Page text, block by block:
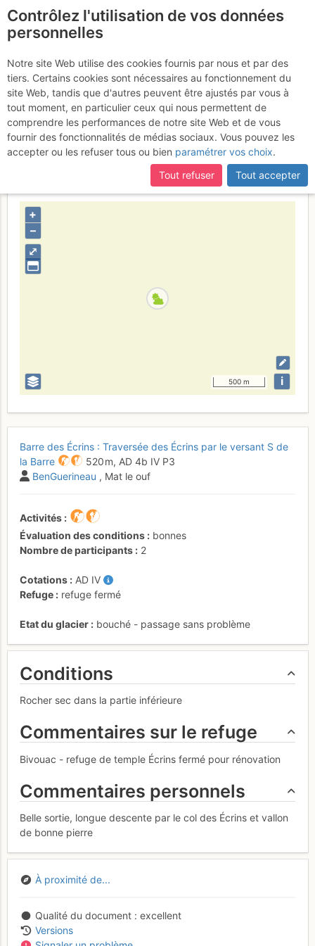
Barre des Écrins :
Traversée des Écrins par le
versant S de la Barre
Samedi 15
juillet 2017
France Isère Écrins
⤢
+
–
500 m i
Barre des Écrins : Traversée des Écrins par le versant S de
la Barre
520 m, AD 4b IV P3
BenGuerineau , Mat le ouf
Activités
Évaluation des conditions
bonnes
Nombre de participants
2
Cotations AD IV
Refuge
refuge fermé
Etat du glacier bouché - passage sans problème
Conditions
Rocher sec dans la partie inférieure
Commentaires sur le refuge
Bivouac - refuge de temple Écrins fermé pour rénovation
Commentaires personnels
Belle sortie, longue descente par le col des Écrins et vallon
de bonne pierre
À proximité de...
Qualité du document
excellent
Versions
Contrôlez l'utilisation de vos données
personnelles
Notre site Web utilise des cookies fournis par nous et par des
tiers. Certains cookies sont nécessaires au fonctionnement du
site Web, tandis que d'autres peuvent être ajustés par vous à
tout moment, en particulier ceux qui nous permettent de
comprendre les performances de notre site Web et de vous
fournir des fonctionnalités de médias sociaux. Vous pouvez les
accepter ou les refuser tous ou bien paramétrer vos choix.
Tout refuser
Tout accepter